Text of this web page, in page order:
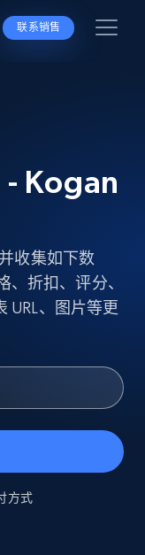
联系销售
Kogan
收集如下数
折扣、评分、
URL、图片等更
方式